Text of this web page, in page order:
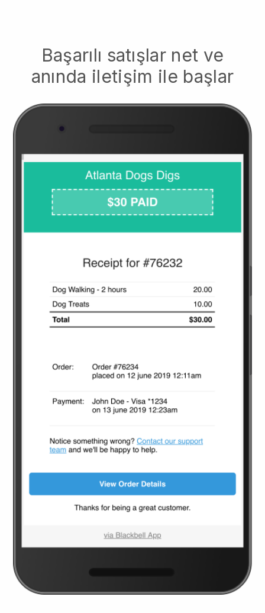
Başarılı satışlar net ve
anında iletişim ile başlar